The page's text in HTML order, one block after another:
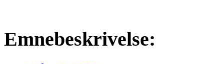
Emnebeskrivelse: